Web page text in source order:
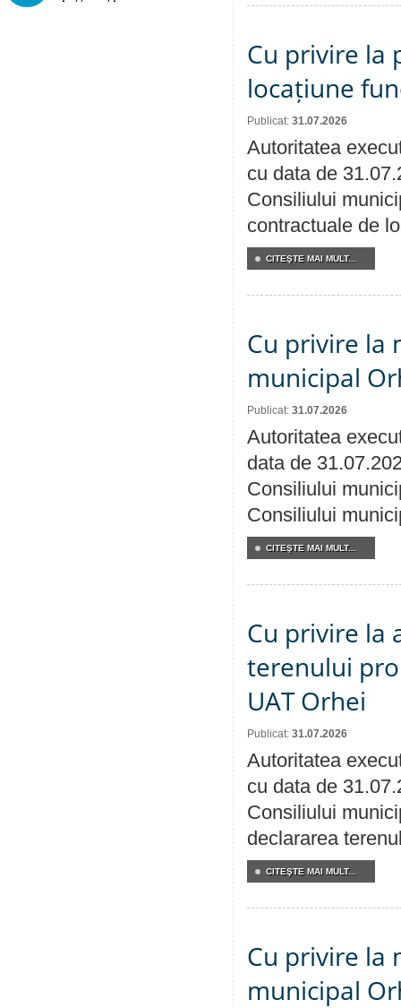
Cu privire la
locațiune
Publicat: 31.07.2026
Autoritatea
cu data de
Consiliului
contractuale de
CITEŞTE MAI MULT...
Cu privire la
municipal
Publicat: 31.07.2026
Autoritatea
data de
Consiliului
Consiliului
CITEŞTE MAI MULT...
Cu privire la
terenului
UAT Orhei
Publicat: 31.07.2026
Autoritatea
cu data de
Consiliului
declararea
CITEŞTE MAI MULT...
Cu privire la
municipal